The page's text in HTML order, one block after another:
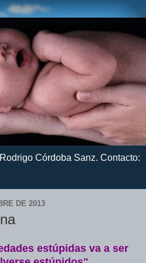
Córdoba Sanz. Contacto:
DE 2013
estúpidas va a ser